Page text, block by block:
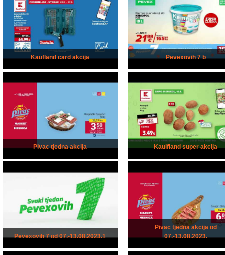
Kaufland card akcija Pevexovih 7 b
Pivac tjedna akcija Kauifland super akcija
Pevexovih 7 od 07.-13.08.2023.1
Pivac tjedna akcija od
07.-13.08.2023.